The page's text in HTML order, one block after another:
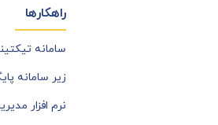
راهکارها
سامانه
زیر سامانه
نرم افزار